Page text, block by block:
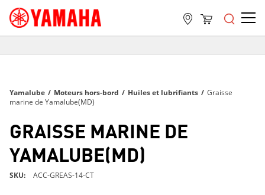
SUR TOUTES LES COMMANDES DE PLUS DE 99 $
SUR TOUTES LES COMMANDES DE PLUS DE 99 $
Yamalube / Moteurs hors-bord / Huiles et lubrifiants / Graisse
marine de Yamalube(MD)
GRAISSE MARINE DE
YAMALUBE(MD)
SKU ACC-GREAS-14-CT